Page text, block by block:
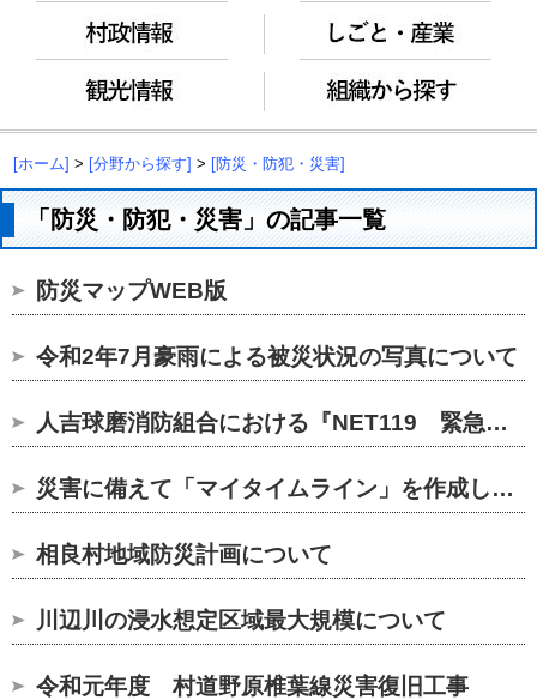
[ホーム] > [分野から探す] > [防災・防犯・災害]
「防災・防犯・災害」の記事一覧
防災マップWEB版
令和2年7月豪雨による被災状況の写真について
人吉球磨消防組合における『NET119 緊急通報システム』の導入に...
災害に備えて「マイタイムライン」を作成しましょう
相良村地域防災計画について
川辺川の浸水想定区域最大規模について
令和元年度 村道野原椎葉線災害復旧工事